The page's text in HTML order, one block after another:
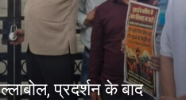
प्रदर्शन के बाद